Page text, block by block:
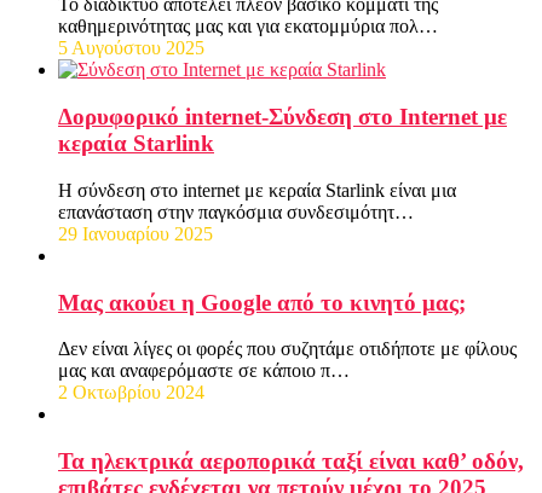
Το διαδίκτυο αποτελεί πλέον βασικό κομμάτι της
καθημερινότητας μας και για εκατομμύρια πολ…
5 Αυγούστου 2025
Δορυφορικό internet-Σύνδεση στο Internet με
κεραία Starlink
Η σύνδεση στο internet με κεραία Starlink είναι μια
επανάσταση στην παγκόσμια συνδεσιμότητ…
29 Ιανουαρίου 2025
Μας ακούει η Google από το κινητό μας;
Δεν είναι λίγες οι φορές που συζητάμε οτιδήποτε με φίλους
μας και αναφερόμαστε σε κάποιο π…
2 Οκτωβρίου 2024
Τα ηλεκτρικά αεροπορικά ταξί είναι καθ’ οδόν,
επιβάτες ενδέχεται να πετούν μέχρι το 2025